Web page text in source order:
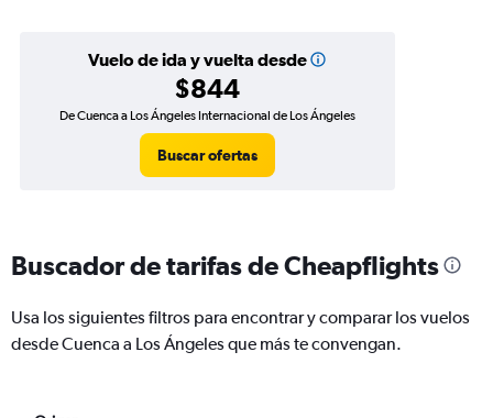
Vuelo de ida y vuelta desde
$844
De Cuenca a Los Ángeles Internacional de Los Ángeles
Buscar ofertas
Buscador de tarifas de Cheapflights
Usa los siguientes filtros para encontrar y comparar los vuelos
desde Cuenca a Los Ángeles que más te convengan.